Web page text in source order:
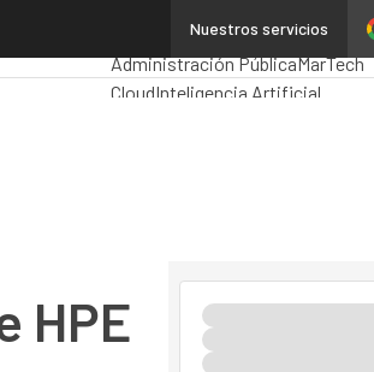
Nuestros servicios
Premios ComputingAnalytics
Administración PúblicaMarTech
CloudInteligencia Artificial
HPE